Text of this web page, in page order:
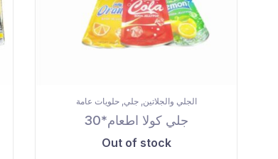
الجلي والجلاتين,جلي,حلويات عامة
جلي كولا اطعام*30
Out of stock